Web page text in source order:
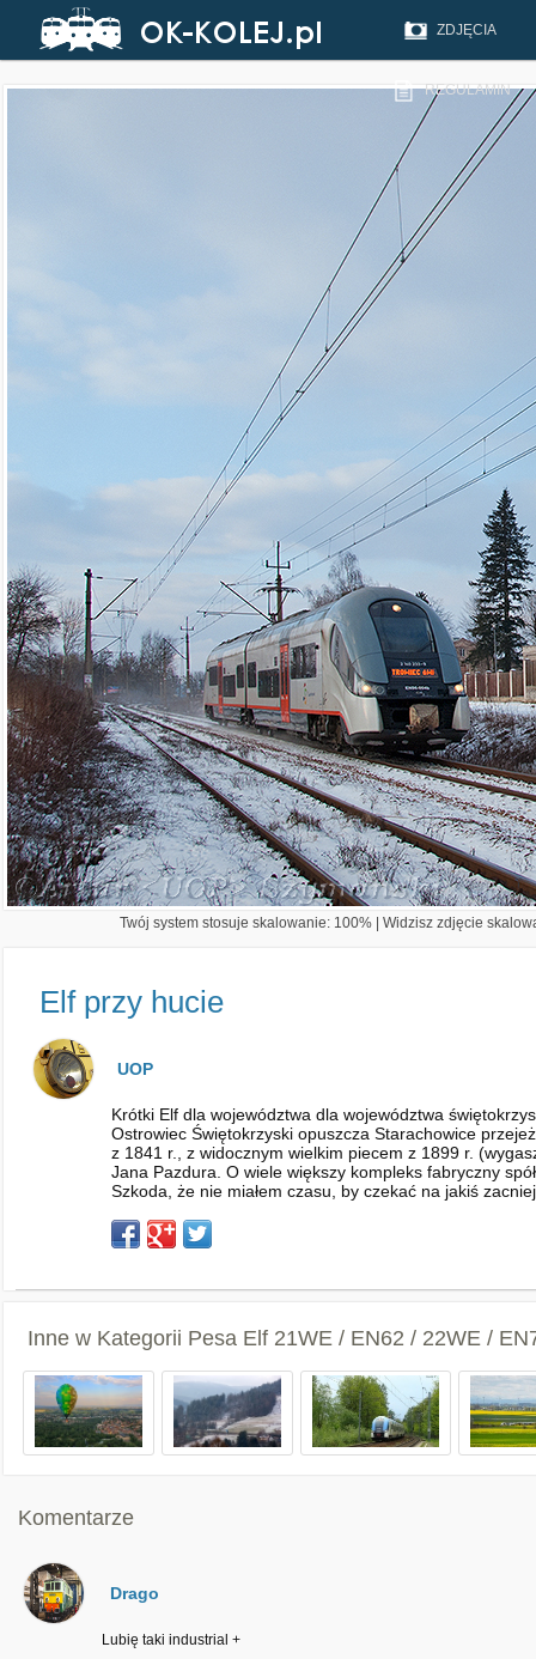
ZDJĘCIA
REGULAMIN
Twój system stosuje skalowanie: 100% | Widzisz zdjęcie
Elf przy hucie
UOP
Krótki Elf dla województwa dla województwa
Ostrowiec Świętokrzyski opuszcza Starachowice
z 1841 r., z widocznym wielkim piecem z 1899 r.
Jana Pazdura. O wiele większy kompleks fabryczny
Szkoda, że nie miałem czasu, by czekać na jakiś
Inne w Kategorii Pesa Elf 21WE / EN62 / 22WE /
Komentarze
Drago
Lubię taki industrial +